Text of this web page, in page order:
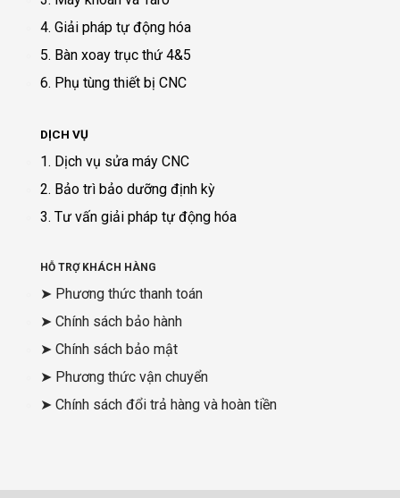
4. Giải pháp tự động hóa
5. Bàn xoay trục thứ 4&5
6. Phụ tùng thiết bị CNC
DỊCH VỤ
1. Dịch vụ sửa máy CNC
2. Bảo trì bảo dưỡng định kỳ
3. Tư vấn giải pháp tự động hóa
HỖ TRỢ KHÁCH HÀNG
➤ Phương thức thanh toán
➤ Chính sách bảo hành
➤ Chính sách bảo mật
➤ Phương thức vận chuyển
➤ Chính sách đổi trả hàng và hoàn tiền